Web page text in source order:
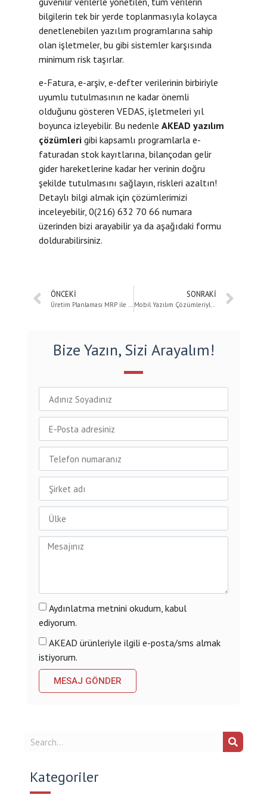
bilgilerin tek bir yerde toplanmasıyla kolayca
denetlenebilen yazılım programlarına sahip
olan işletmeler, bu gibi sistemler karşısında
minimum risk taşırlar.
e-Fatura, e-arşiv, e-defter verilerinin birbiriyle
uyumlu tutulmasının ne kadar önemli
olduğunu gösteren VEDAS, işletmeleri yıl
boyunca izleyebilir. Bu nedenle AKEAD yazılım
çözümleri gibi kapsamlı programlarla e-
faturadan stok kayıtlarına, bilançodan gelir
gider hareketlerine kadar her verinin doğru
şekilde tutulmasını sağlayın, riskleri azaltın!
Detaylı bilgi almak için çözümlerimizi
inceleyebilir, 0(216) 632 70 66 numara
üzerinden bizi arayabilir ya da aşağıdaki formu
doldurabilirsiniz.
ÖNCEKI
Üretim Planlaması MRP ile Nasıl Yapılır?
SONRAKI
Mobil Yazılım Çözümleriyle Plasiyer Satış Gücünü Arttırın!
Bize Yazın, Sizi Arayalım!
Aydınlatma metnini okudum, kabul
ediyorum.
AKEAD ürünleriyle ilgili e-posta/sms almak
istiyorum.
MESAJ GÖNDER
Kategoriler